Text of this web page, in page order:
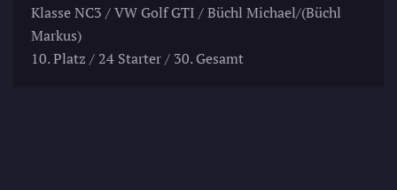
Klasse NC3 / VW Golf GTI / Büchl Michael/(Büchl
Markus)
10. Platz / 24 Starter / 30. Gesamt